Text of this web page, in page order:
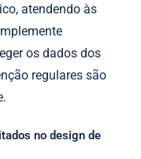
atendendo às
os dados dos
regulares são
no design de